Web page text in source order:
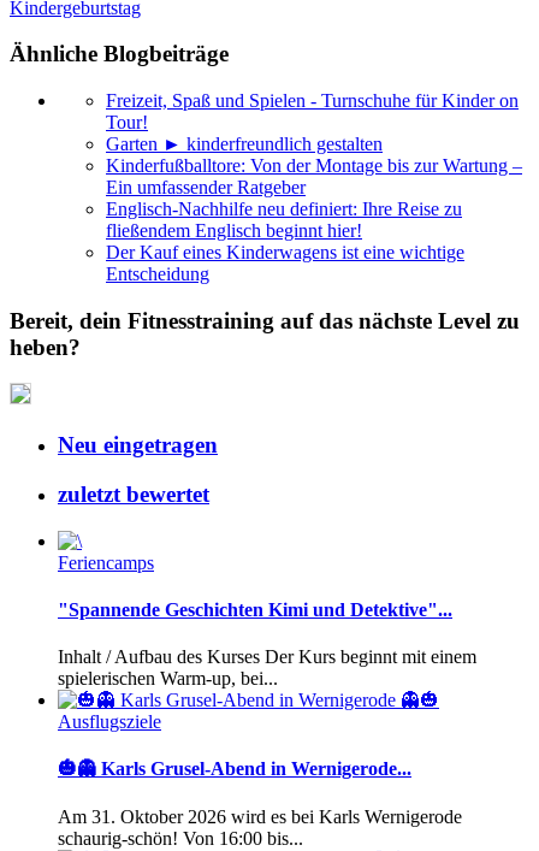
Kindergeburtstag
Ähnliche Blogbeiträge
Freizeit, Spaß und Spielen - Turnschuhe für Kinder on
Tour!
Garten ► kinderfreundlich gestalten
Kinderfußballtore: Von der Montage bis zur Wartung –
Ein umfassender Ratgeber
Englisch-Nachhilfe neu definiert: Ihre Reise zu
fließendem Englisch beginnt hier!
Der Kauf eines Kinderwagens ist eine wichtige
Entscheidung
Bereit, dein Fitnesstraining auf das nächste Level zu
heben?
Neu eingetragen
zuletzt bewertet
Feriencamps
"Spannende Geschichten Kimi und Detektive"...
Inhalt / Aufbau des Kurses Der Kurs beginnt mit einem
spielerischen Warm-up, bei...
Ausflugsziele
🎃👻 Karls Grusel-Abend in Wernigerode...
Am 31. Oktober 2026 wird es bei Karls Wernigerode
schaurig-schön! Von 16:00 bis...